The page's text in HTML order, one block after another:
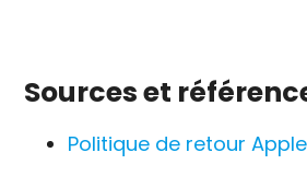
Sources et
Politique de retour